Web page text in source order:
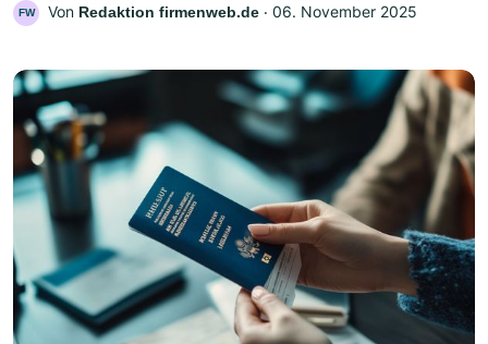
FW Von Redaktion firmenweb.de ‧ 06. November 2025